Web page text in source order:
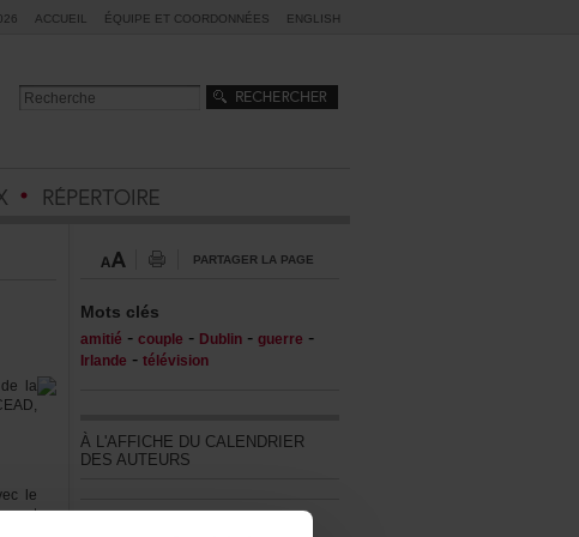
ACCUEIL ÉQUIPEETCOORDONNÉES ENGLISH
PARTAGERLAPAGE
Motsclés
amitié - couple - Dublin- guerre -
Irlande - télévision
ÀL'AFFICHEDUCALENDRIER
DESAUTEURS